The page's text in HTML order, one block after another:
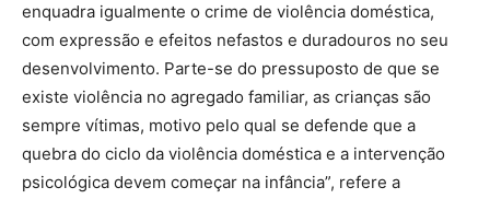
enquadra igualmente o crime de violência doméstica,
com expressão e efeitos nefastos e duradouros no seu
desenvolvimento. Parte-se do pressuposto de que se
existe violência no agregado familiar, as crianças são
sempre vítimas, motivo pelo qual se defende que a
quebra do ciclo da violência doméstica e a intervenção
psicológica devem começar na infância”, refere a